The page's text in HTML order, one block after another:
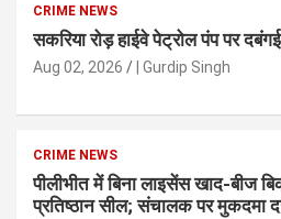
CRIME NEWS
सकरिया रोड़ हाईवे पेट्रोल पंप पर
Aug 02, 2026 | Gurdip Singh
CRIME NEWS
पीलीभीत में बिना लाइसेंस खाद-बीज
प्रतिष्ठान सील; संचालक पर मुकदमा